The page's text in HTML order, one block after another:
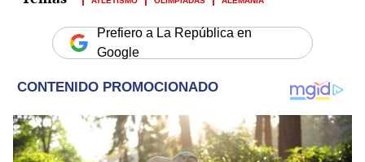
Prefiero a La República en
Google